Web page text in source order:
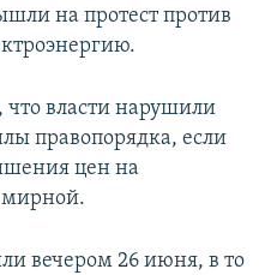
на протест против
что власти нарушили
правопорядка, если
цен на
мирной.
вечером 26 июня, в то